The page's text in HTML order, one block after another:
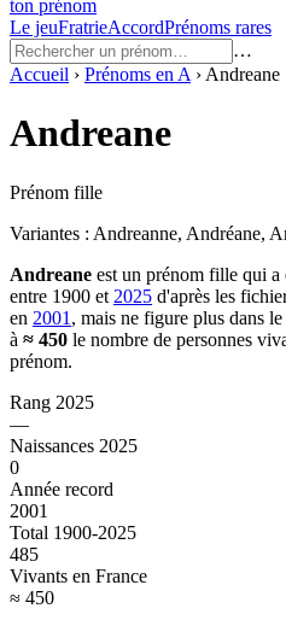
ton prénom
Le jeuFratrieAccordPrénoms rares
…
Accueil › Prénoms en A › Andreane
Andreane
Prénom fille
Variantes : Andreanne, Andréane,
Andreane est un prénom fille qui a
entre 1900 et 2025 d'après les
en 2001 , mais ne figure plus dans
à ≈ 450 le nombre de personnes
prénom.
Rang 2025
—
Naissances 2025
0
Année record
2001
Total 1900-2025
485
Vivants en France
≈ 450